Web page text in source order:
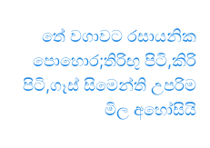
තේ වගාවට රසායනික
පොහොර;තිරිඟු පිටි,කිරි
පිටි,ගෑස් සිමෙන්ති උපරිම
මිල අහෝසියි